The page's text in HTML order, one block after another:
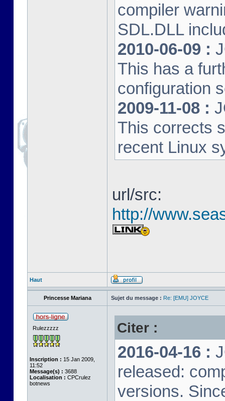
compiler
SDL.DLL
2010-06-09 :
This has a
configuration
2009-11-08 :
This corrects
recent Linux
url/src:
http://
Haut
Princesse Mariana Sujet du message : Re: [EMU] JOYCE
Rulezzzzz
Inscription : 15 Jan 2009,
11:52
Message(s) : 3688
Localisation : CPCrulez
botnews
Citer :
2016-04-16 :
released:
versions.